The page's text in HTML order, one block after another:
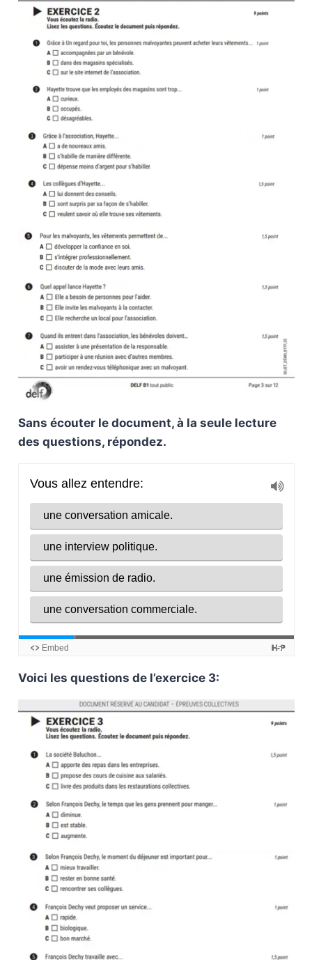
Sans écouter le document, à la seule lecture
des questions, répondez.
Voici les questions de l’exercice 3: